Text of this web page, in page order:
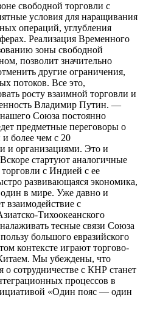
свободной торговли с
условия для наращивания
операций, углубления
Реализация Временного
зоны свободной
позволит значительно
другие ограничения,
потоков. Все это,
росту взаимной торговли и
Владимир Путин. —
Союза постоянно
предметные переговоры о
и более чем с 20
и организациями. Это и
стартуют аналогичные
с Индией с ее
развивающаяся экономика,
в мире. Уже давно и
с
Тихоокеанского
тесные связи Союза
большого евразийского
контексте играют торгово-
Мы убеждены, что
о сотрудничестве с КНР станет
процессов в
«Один пояс — один